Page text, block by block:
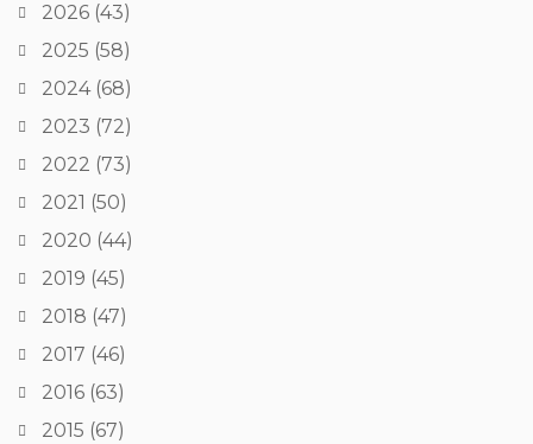
2026 (43)
2025 (58)
2024(68)
2023 (72)
2022 (73)
2021 (50)
2020 (44)
2019 (45)
2018 (47)
2017 (46)
2016 (63)
2015 (67)